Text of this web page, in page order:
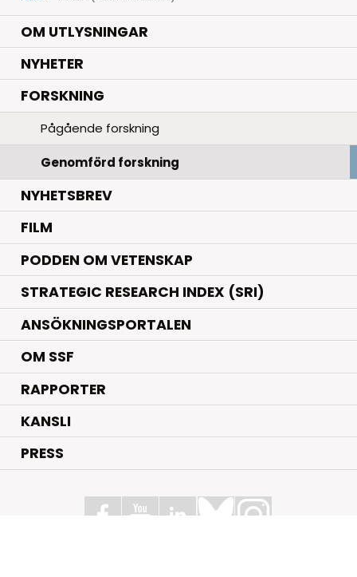
OM UTLYSNINGAR
NYHETER.
FORSKNING.
Pågående forskning
Genomförd forskning
NYHETSBREV
FILM
PODDEN OM VETENSKAP
STRATEGIC RESEARCH INDEX (SRI)
ANSÖKNINGSPORTALEN
OM SSF
RAPPORTER
KANSLI
PRESS